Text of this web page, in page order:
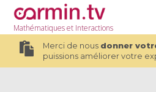
Mathématiqueset Interactions
Merci de nous donner
puissions améliorer votre